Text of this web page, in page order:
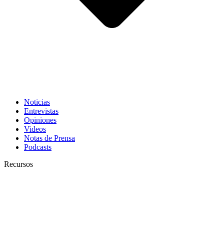
Noticias
Entrevistas
Opiniones
Videos
Notas de Prensa
Podcasts
Recursos